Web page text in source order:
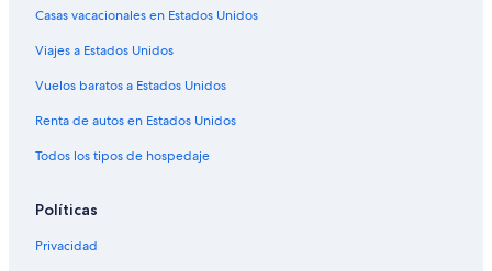
Hoteles cerca de Parque de buceo y esnórquel Nascente Azul
Hoteles en Terenos
Hoteles en Bela Vista
Hoteles en Boa Sorte
Hoteles en Bodoquena
Hoteles 3 estrellas en Miranda
Hoteles en Miranda
Casas vacacionales en Estados Unidos
Viajes a Estados Unidos
Vuelos baratos a Estados Unidos
Renta de autos en Estados Unidos
Todos los tipos de hospedaje
Políticas
Privacidad